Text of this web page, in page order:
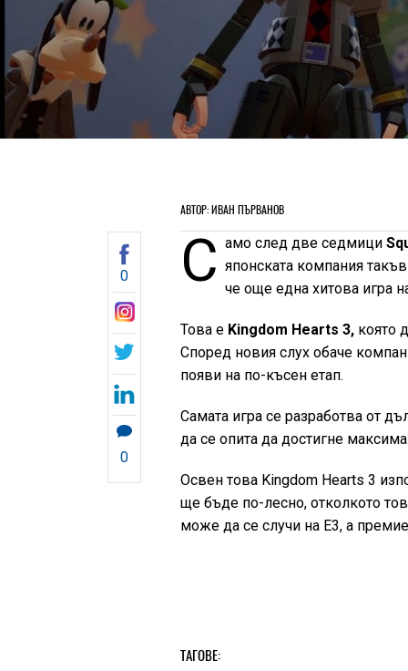
АВТОР: ИВАН ПЪРВАНОВ
0
0
С амо след две седмици
японската компания
че още една хитова игра
Това е Kingdom Hearts 3, която
Според новия слух обаче
появи на по-късен етап.
Самата игра се разработва от
да се опита да достигне
Освен това Kingdom Hearts 3
ще бъде по-лесно, отколкото
може да се случи на Е3, а
ТАГОВЕ: